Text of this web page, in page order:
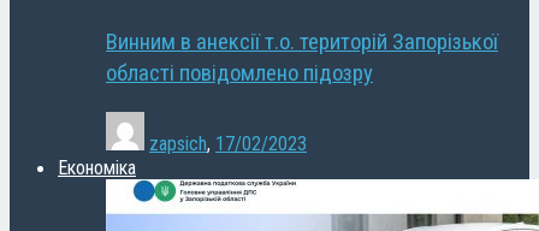
Винним в анексії т.о. територій Запорізької
області повідомлено підозру
zapsich, 17/02/2023
Економіка